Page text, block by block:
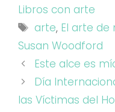
Libros con arte
Etiquetas
arte, El arte de
Susan Woodford
Este alce es
Día
las Víctimas del